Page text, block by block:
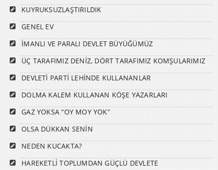
KUYRUKSUZLAŞTIRILDIK
GENEL EV
İMANLI VE PARALI DEVLET BÜYÜĞÜMÜZ
ÜÇ TARAFIMIZ DENİZ, DÖRT TARAFIMIZ KOMŞULARIMIZ
DEVLETİ PARTİ LEHİNDE KULLANANLAR
DOLMA KALEM KULLANAN KÖŞE YAZARLARI
GAZ YOKSA “OY MOY YOK”
OLSA DÜKKAN SENİN
NEDEN KUCAKTA?
HAREKETLİ TOPLUMDAN GÜÇLÜ DEVLETE